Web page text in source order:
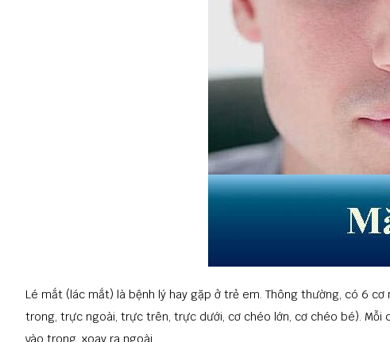
Lé mắt (lác mắt) là bệnh lý hay gặp ở trẻ em. Thông thường, có 6
trong, trực ngoài, trực trên, trực dưới, cơ chéo lớn, cơ chéo bé). Mỗi
vào trong, xoay ra ngoài.